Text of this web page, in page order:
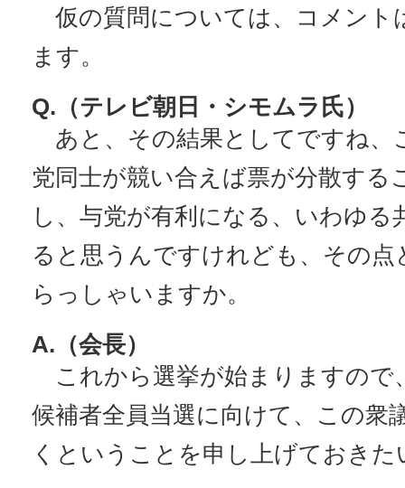
仮の質問については、コメント
ます。
Q.（テレビ朝日・シモムラ氏）
あと、その結果としてですね、
党同士が競い合えば票が分散する
し、与党が有利になる、いわゆる
ると思うんですけれども、その
らっしゃいますか。
A.（会長）
これから選挙が始まりますので
候補者全員当選に向けて、この衆
くということを申し上げておき